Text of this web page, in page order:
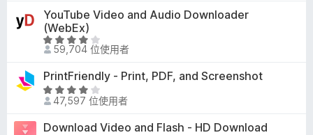
分
，
滿
分
分
4
.
9
分
滿
分
分
YouTube Video and Audio Downloader
(WebEx)
評
價
3
.
8
，
59,704 位使用者
PrintFriendly - Print, PDF, and Screenshot
評
價
4
47,597 位使用者
Download Video and Flash - HD Download